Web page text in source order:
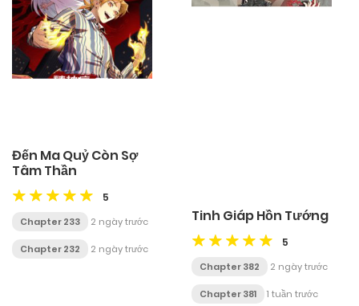
Đến Ma Quỷ Còn Sợ
Tâm Thần
5
Chapter 233 2 ngày trước
Chapter 232 2 ngày trước
Tinh Giáp Hồn Tướng
5
Chapter 382 2 ngày trước
Chapter 381 1 tuần trước